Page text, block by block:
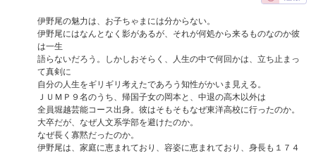
伊野尾の魅力は、お子ちゃまには分からない。
伊野尾にはなんとなく影があるが、それが何処から来るものなのか彼
は一生
語らないだろう。しかしおそらく、人生の中で何回かは、立ち止まっ
て真剣に
自分の人生をギリギリ考えたであろう知性がかいま見える。
ＪＵＭＰ９名のうち、帰国子女の岡本と、中退の高木以外は
全員堀越芸能コース出身。彼はそもそもなぜ東洋高校に行ったのか。
大卒だが、なぜ人文系学部を避けたのか。
なぜ長く寡黙だったのか。
伊野尾は、家庭に恵まれており、容姿に恵まれており、身長も１７４